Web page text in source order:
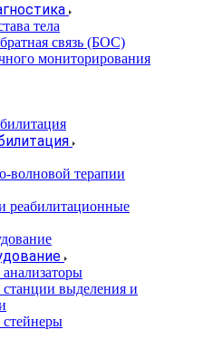
тела
связь (БОС)
мониторирования
волновой терапии
реабилитационные
выделения и
стейнеры